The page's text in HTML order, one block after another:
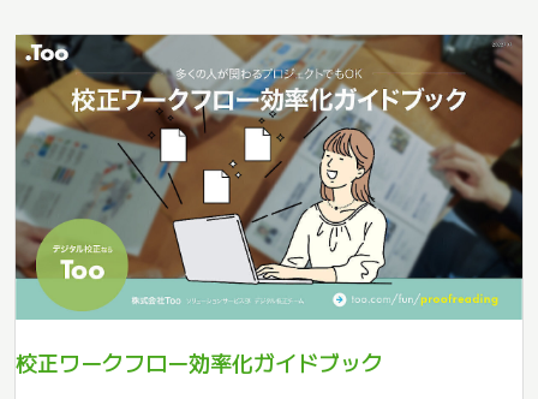
校正ワークフロー効率化ガイドブック